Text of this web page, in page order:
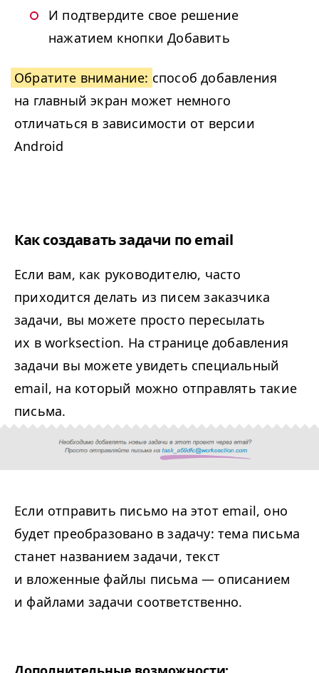
И подтвердите свое решение
нажатием кнопки Добавить
Обратите внимание: способ добавления
на главный экран может немного
отличаться в зависимости от версии
Android
Как создавать задачи по email
Если вам, как руководителю, часто
приходится делать из писем заказчика
задачи, вы можете просто пересылать
их в worksection. На странице добавления
задачи вы можете увидеть специальный
email, на который можно отправлять такие
письма.
Если отправить письмо на этот email, оно
будет преобразовано в задачу: тема письма
станет названием задачи, текст
и вложенные файлы письма — описанием
и файлами задачи соответственно.